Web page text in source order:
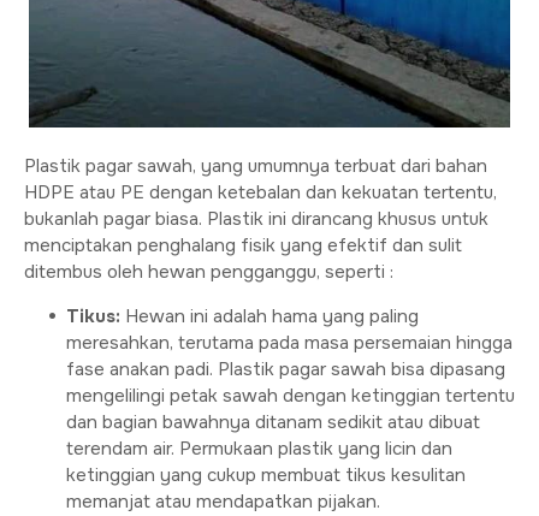
Plastik pagar sawah, yang umumnya terbuat dari bahan
HDPE atau PE dengan ketebalan dan kekuatan tertentu,
bukanlah pagar biasa. Plastik ini dirancang khusus untuk
menciptakan penghalang fisik yang efektif dan sulit
ditembus oleh hewan pengganggu, seperti :
Tikus: Hewan ini adalah hama yang paling
meresahkan, terutama pada masa persemaian hingga
fase anakan padi. Plastik pagar sawah bisa dipasang
mengelilingi petak sawah dengan ketinggian tertentu
dan bagian bawahnya ditanam sedikit atau dibuat
terendam air. Permukaan plastik yang licin dan
ketinggian yang cukup membuat tikus kesulitan
memanjat atau mendapatkan pijakan.